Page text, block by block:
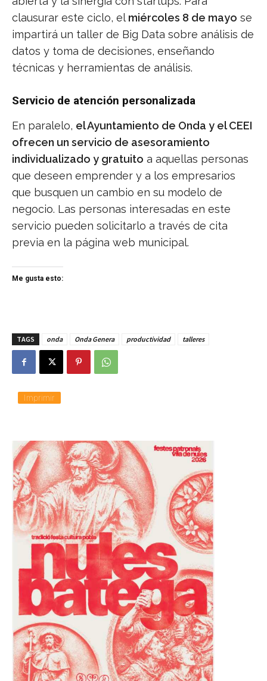
clausurar este ciclo, el miércoles 8 de mayo se
impartirá un taller de Big Data sobre análisis de
datos y toma de decisiones, enseñando
técnicas y herramientas de análisis.
Servicio de atención personalizada
En paralelo, el Ayuntamiento de Onda y el CEEI
ofrecen un servicio de asesoramiento
individualizado y gratuito a aquellas personas
que deseen emprender y a los empresarios
que busquen un cambio en su modelo de
negocio. Las personas interesadas en este
servicio pueden solicitarlo a través de cita
previa en la página web municipal.
Me gusta esto:
TAGS onda Onda Genera productividad talleres
Imprimir